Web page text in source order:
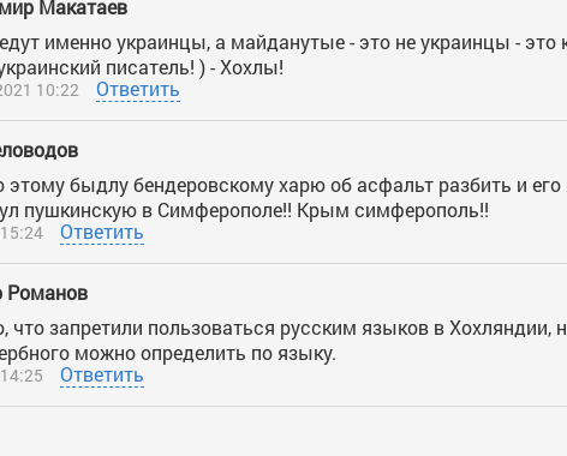
Макатаев
именно украинцы, а майданутые - это не украинцы - это
писатель! ) - Хохлы!
10:22 Ответить
быдлу бендеровскому харю об асфальт разбить и
пушкинскую в Симферополе!! Крым симферополь!!
Ответить
Романов
что запретили пользоваться русским языков в Хохляндии,
можно определить по языку.
Ответить